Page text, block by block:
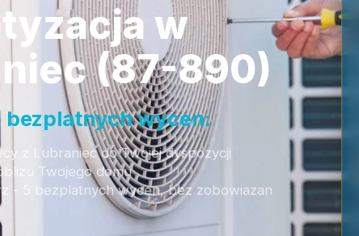
w
(87-890)
bezplatnych wycen:
z Lubraniec do Twojej dyspozycji
Twojego domu
- 5 bezplatnych wycen, bez zobowiazan